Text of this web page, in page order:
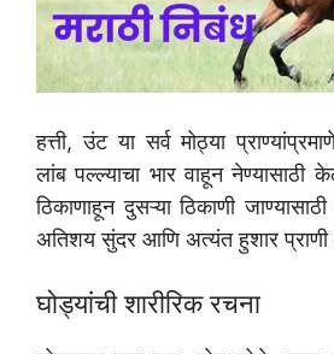
हत्ती, उंट या सर्व मोठ्या
लांब पल्ल्याचा भार वाहून नेण्यासाठी
ठिकाणाहून दुसऱ्या ठिकाणी
अतिशय सुंदर आणि अत्यंत हुशार
घोड्यांची शारीरिक रचना